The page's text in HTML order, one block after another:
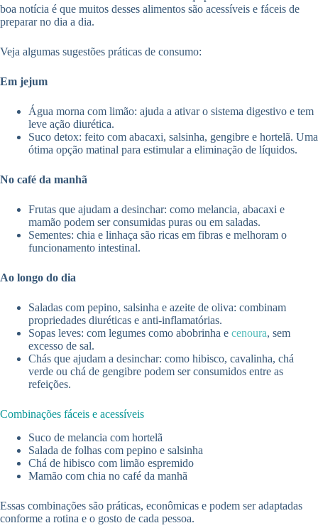
boa notícia é que muitos desses alimentos são acessíveis e fáceis de
preparar no dia a dia.
Veja algumas sugestões práticas de consumo:
Em jejum
Água morna com limão: ajuda a ativar o sistema digestivo e tem
leve ação diurética.
Suco detox: feito com abacaxi, salsinha, gengibre e hortelã. Uma
ótima opção matinal para estimular a eliminação de líquidos.
No café da manhã
Frutas que ajudam a desinchar: como melancia, abacaxi e
mamão podem ser consumidas puras ou em saladas.
Sementes: chia e linhaça são ricas em fibras e melhoram o
funcionamento intestinal.
Ao longo do dia
Saladas com pepino, salsinha e azeite de oliva: combinam
propriedades diuréticas e anti-inflamatórias.
Sopas leves: com legumes como abobrinha e cenoura, sem
excesso de sal.
Chás que ajudam a desinchar: como hibisco, cavalinha, chá
verde ou chá de gengibre podem ser consumidos entre as
refeições.
Combinações fáceis e acessíveis
Suco de melancia com hortelã
Salada de folhas com pepino e salsinha
Chá de hibisco com limão espremido
Mamão com chia no café da manhã
Essas combinações são práticas, econômicas e podem ser adaptadas
conforme a rotina e o gosto de cada pessoa.